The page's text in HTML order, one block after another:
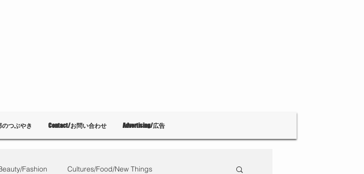
のつぶやき Contact/お問い合わせ Advertising/広告
Fashion Cultures/Food/New Things